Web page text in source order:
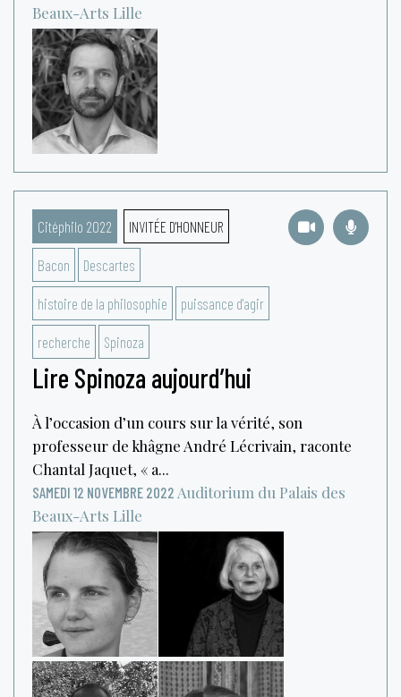
Beaux-Arts Lille
Citéphilo 2022 INVITÉE D'HONNEUR
Bacon Descartes
histoire de la philosophie puissance d'agir
recherche Spinoza
Lire Spinoza aujourd’hui
À l’occasion d’un cours sur la vérité, son
professeur de khâgne André Lécrivain, raconte
Chantal Jaquet, « a...
SAMEDI 12 NOVEMBRE 2022 Auditorium du Palais des
Beaux-Arts Lille